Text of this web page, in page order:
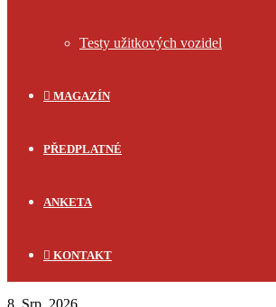
Testy užitkových vozidel
MAGAZÍN
PŘEDPLATNÉ
ANKETA
KONTAKT